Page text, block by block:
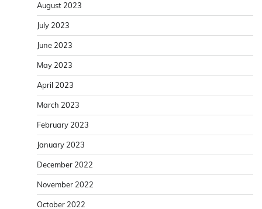
August 2023
July 2023
June 2023
May 2023
April 2023
March 2023
February 2023
January 2023
December 2022
November 2022
October 2022